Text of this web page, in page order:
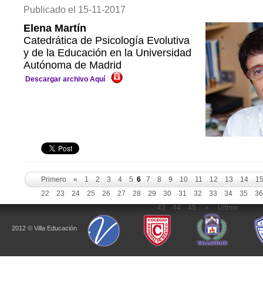
Publicado el 15-11-2017
Elena Martín
Catedrática de Psicología Evolutiva
y de la Educación en la Universidad
Autónoma de Madrid
Descargar archivo Aquí
Primero « 1 2 3 4 5 6 7 8 9 10 11 12 13 14
15
22
23 24 25 26 27 28 29 30 31 32 33 34 35
36
43
44 45 » Ultimo
2012 © Villa Educación